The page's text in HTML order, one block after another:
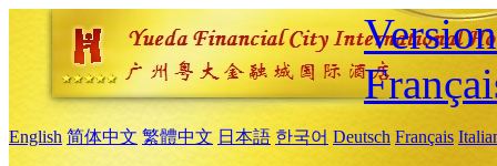
English 简体中文 繁體中文 日本語 한국어 Deutsch Français